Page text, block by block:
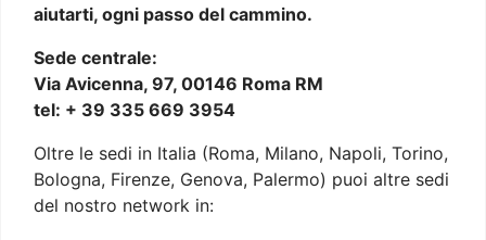
aiutarti, ogni passo del cammino.
Sede centrale:
Via Avicenna, 97, 00146 Roma RM
tel: + 39 335 669 3954
Oltre le sedi in Italia (Roma, Milano, Napoli, Torino,
Bologna, Firenze, Genova, Palermo) puoi altre sedi
del nostro network in: